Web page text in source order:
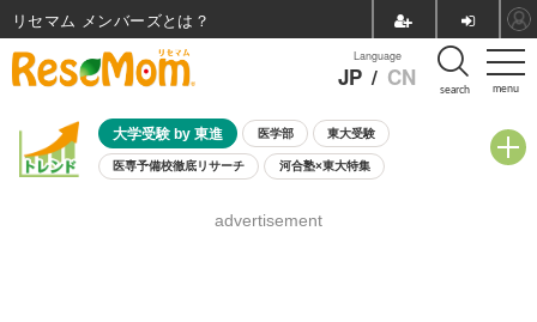
menu
Language
JP / CN search
大学受験 by 東進 医学部 東大受験
医専予備校徹底リサーチ 河合塾×東大特集
8月開催学校説明会・相談会
advertisement
リセマム メンバーズ